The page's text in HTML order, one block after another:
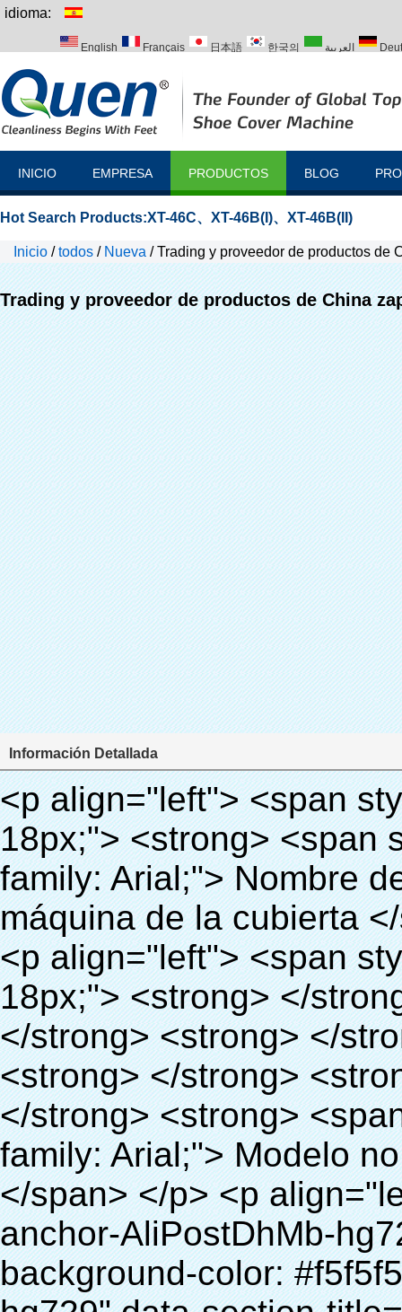
idioma:
English Français 日本語 한국의 العربية
INICIO EMPRESA PRODUCTOS BLOG
Hot Search Products:XT-46C、 XT-46B(I)、 XT-46B(II)
Inicio /todos / Nueva /Trading y proveedor de productos de
Trading y proveedor de productos de China
Información Detallada
<p align="left"> <span style="line-height: 27px; font-size: 18px;"> <strong> <span style="line-height: 27px; font-family: Arial;"> Nombre del producto: automático máquina de la cubierta </span> </strong> </span> </p> <p align="left"> <span style="line-height: 27px; font-size: 18px;"> <strong> </strong> <strong> </strong> <strong> </strong> <strong> </strong> <strong> </strong> <strong> </strong> <strong> </strong> <strong> </strong> <strong> <span style="line-height: 27px; font-family: Arial;"> Modelo no.: XT-46C </span> </strong> </span> </p> <p align="left">&nbsp;</p> <div id="ali-anchor-AliPostDhMb-hg729" style="padding-top: 8px; background-color: #f5f5f5;" data-section="AliPostDhMb-hg729" data-section-title="Product Uses"> <div id="ali-title-AliPostDhMb-hg729" style="padding: 8px 0px; border-bottom-style: solid;"> <span style="background-color: #ddd; color: #333; font-weight: bold; padding: 8px 10px; line-height: 12px;"> Producto utiliza </span> </div> <div style="padding: 10px 0px;"> <p>&nbsp;<img src="http://i03.i.aliimg.com/simg/single/icon/placeholder_100x100.png" data-src="http://g04.s.alicdn.com/kf/HTB1v.cvIXXXXXaaXpXXq6xXFXXXJ/200852200/HTB1v.cvIXXXXXaaXpXXq6xXFXXXJ.jpg" data-alt="Trading y proveedor de productos de China zapatos cubren máquina dispensador" width="700" ori-width="800" ori-height="970" /> <noscript><img src="http://g04.s.alicdn.com/kf/HTB1v.cvIXXXXXaaXpXXq6xXFXXXJ/200852200/HTB1v.cvIXXXXXaaXpXXq6xXFXXXJ.jpg" alt="Trading y proveedor de productos de China zapatos cubren máquina dispensador" width="700" ori-width="800" ori-height="970"></noscript> <img src="http://i03.i.aliimg.com/simg/single/icon/placeholder_100x100.png" data-src="http://g02.s.alicdn.com/kf/HTB1AmpcHVXXXXXqXXXXq6xXFXXX3/200852200/HTB1AmpcHVXXXXXqXXXXq6xXFXXX3.jpg" data-alt="Trading y proveedor de productos de China zapatos cubren máquina dispensador" width="700" ori-width="590" ori-height="588" /> <noscript><img src="http://g02.s.alicdn.com/kf/HTB1AmpcHVXXXXXqXXXXq6xXFXXX3/200852200/HTB1AmpcHVXXXXXqXXXXq6xXFXXX3.jpg" alt="Trading y proveedor de productos de China zapatos cubren máquina dispensador" width="700" ori-width="590" ori-height="588"></noscript> </p> <p>&nbsp;</p> </div> </div> <div id="ali-anchor-AliPostDhMb-g01as" style="padding-top: 8px;" data-section="AliPostDhMb-g01as" data-section-title="Technology"> <div id="ali-title-AliPostDhMb-g01as" style="padding: 8px 0px; border-bottom-style: solid;"> <span style="background-color: #ddd; color: #333; font-weight: bold; padding: 8px 10px; line-height: 12px;"> Tecnología </span> </div> <div style="padding: 10px 0px;"> <p>&nbsp; <span style="line-height: 21px; font-size: 14px;"> <span style="line-height: normal; font-family: Arial;"> Esta máquina de la cubierta automática utiliza el principio de que <span style="line-height: 21px; color: #0000ff;"> <strong> <span style="line-height: 21px; color: #99cc00;"> <em> T </em> </span> </strong> </span> </span> <strong> <span style="line-height: 21px; color: #99cc00;"> <em> <span style="line-height: normal; font-family: Arial;"> Hermo film retráctil se reducirá en </span> </em> </span> </strong> </span> </p> <p> <span style="line-height: 21px; font-size: 14px;"> <strong> <em> <span style="line-height: normal; font-family: Arial; color: #99cc00;"> Temperatura adecuada </span> </em> </strong> <span style="line-height: normal; font-family: Arial;"> <strong> <em> <span style="line-height: 21px; color: #99cc00;"> . </span> </em> </strong> Tecnología diferente de otros cubierta del zapato </span> <span style="line-height: normal; font-family: Arial;"> Máquina </span> <span style="line-height: normal; font-family: Arial;"> . </span> </span> </p> <p> <span style="line-height: 21px; font-size: 14px;"> <span style="line-height: normal; font-family: Arial;"> Puede <span style="line-height: 21px; color: #0000ff;"> </span> </span> <em> <span style="line-height: normal; font-weight: bold; font-family: Arial; color: #99cc00;"> Automáticamente </span> </em> <span style="line-height: normal; font-family: